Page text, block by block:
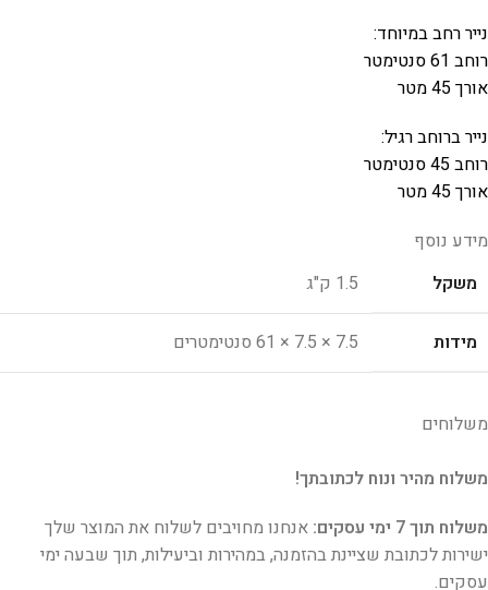
נייר רחב במיוחד:
רוחב 61 סנטימטר
אורך 45 מטר
נייר ברוחב רגיל:
רוחב 45 סנטימטר
אורך 45 מטר
מידע נוסף
משקל
1.5 ק"ג
מידות 7.5 × 7.5 × 61 סנטימטרים
משלוחים
משלוח מהיר ונוח לכתובתך!
משלוח תוך 7 ימי עסקים:
אנחנו מחויבים לשלוח את המוצר שלך
ישירות לכתובת שציינת בהזמנה, במהירות וביעילות, תוך שבעה ימי
עסקים.